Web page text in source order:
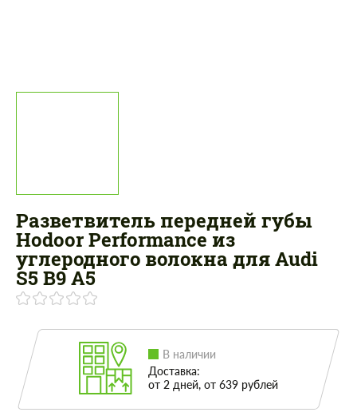
Разветвитель передней губы
Hodoor Performance из
углеродного волокна для Audi
S5 B9 A5
В наличии
Доставка:
от 2 дней, от 639 рублей